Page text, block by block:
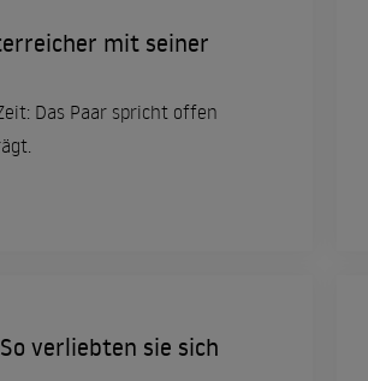
mit seiner
Das Paar spricht offen
verliebten sie sich